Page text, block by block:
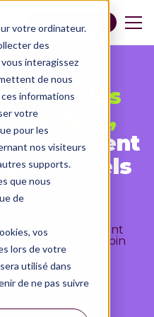
votre ordinateur.
des
interagissez
de nous
informations
votre
pour les
nos visiteurs
supports.
que nous
de
vos
lors de votre
utilisé dans
de ne pas suivre
dans les
:comment
pour quels
?
en management
de la Culture ? Besoin
dans ce
sont les
!